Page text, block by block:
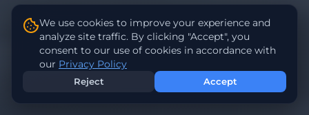
We use cookies to improve your experience and
analyze site traffic. By clicking "Accept", you
consent to our use of cookies in accordance with
our Privacy Policy
Reject Accept